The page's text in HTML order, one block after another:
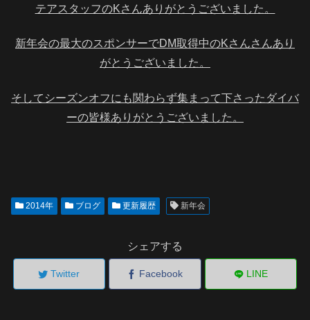
テアスタッフのKさんありがとうございました。
新年会の最大のスポンサーでDM取得中のKさんさんあり
がとうございました。
そしてシーズンオフにも関わらず集まって下さったダイバ
ーの皆様ありがとうございました。
2014年 ブログ 更新履歴 新年会
シェアする
Twitter Facebook LINE